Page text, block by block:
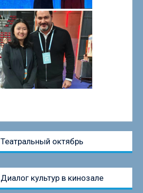
post:
Театральный октябрь
post:
Диалог культур в кинозале